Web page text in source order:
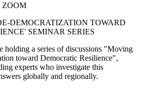
ZOOM
DEMOCRATIZATION TOWARD
SEMINAR SERIES
holding a series of discussions "Moving
toward Democratic Resilience",
experts who investigate this
globally and regionally.